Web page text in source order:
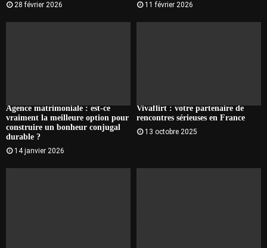
28 février 2026 11 février 2026
Agence matrimoniale : est-ce
vraiment la meilleure option pour
construire un bonheur conjugal
durable ?
14 janvier 2026
Vivaflirt : votre partenaire de
rencontres sérieuses en France
13 octobre 2025